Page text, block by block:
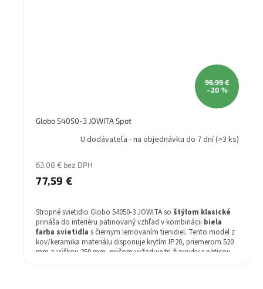
96,99 €
–20 %
Globo 54050-3 JOWITA Spot
U dodávateľa - na objednávku do 7 dní(>3 ks)
63,08 € bez DPH
77,59 €
Stropné svietidlo Globo 54050-3 JOWITA so štýlom klasické
prináša do interiéru patinovaný vzhľad v kombinácii biela
farba svietidla s čiernym lemovaním tienidiel. Tento model z
kov/keramika materiálu disponuje krytím IP20, priemerom 520
mm a výškou 250 mm, pričom vyžaduje tri žiarovky s päticou